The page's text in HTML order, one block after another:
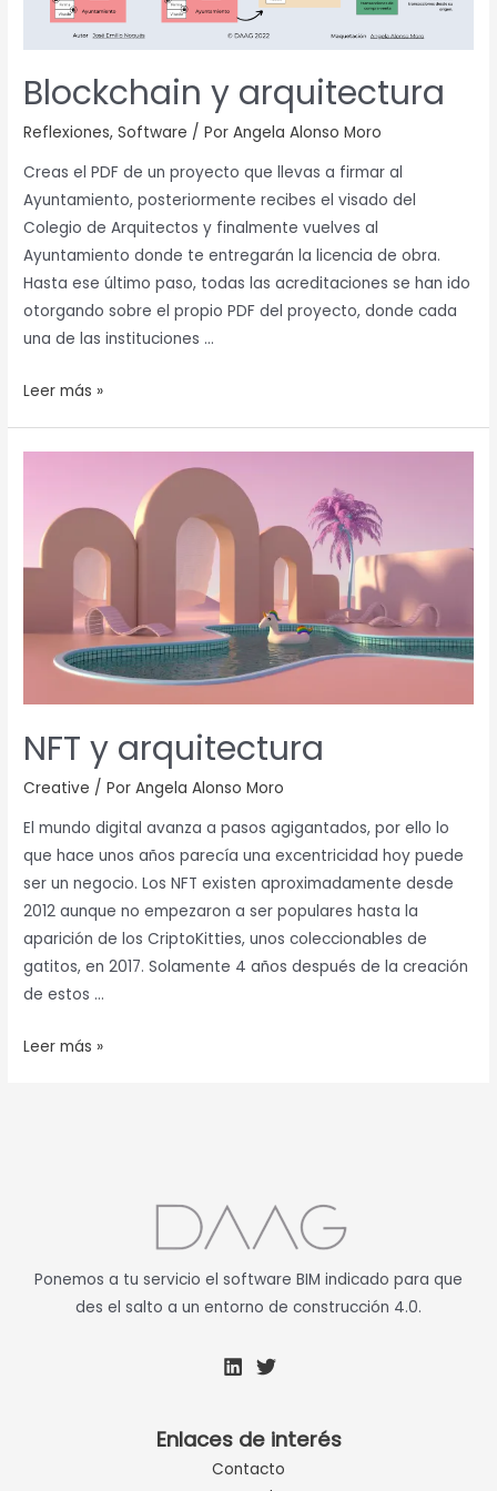
Blockchain y arquitectura
Reflexiones,Software / PorAngela Alonso Moro
Creas el PDF de un proyecto que llevas a firmar al
Ayuntamiento, posteriormente recibes el visado del
Colegio de Arquitectos y finalmente vuelves al
Ayuntamiento donde te entregarán la licencia de obra.
Hasta ese último paso, todas las acreditaciones se han ido
otorgando sobre el propio PDF del proyecto, donde cada
una de las instituciones …
Leer más »
NFT y arquitectura
Creative / PorAngela Alonso Moro
El mundo digital avanza a pasos agigantados, por ello lo
que hace unos años parecía una excentricidad hoy puede
ser un negocio. Los NFT existen aproximadamente desde
2012 aunque no empezaron a ser populares hasta la
aparición de los CriptoKitties, unos coleccionables de
gatitos, en 2017. Solamente 4 años después de la creación
de estos …
arquitectura
Leer más »
Ponemos a tu servicio el software BIM indicado para que
des el salto a un entorno de construcción 4.0.
Enlaces de interés
Contacto